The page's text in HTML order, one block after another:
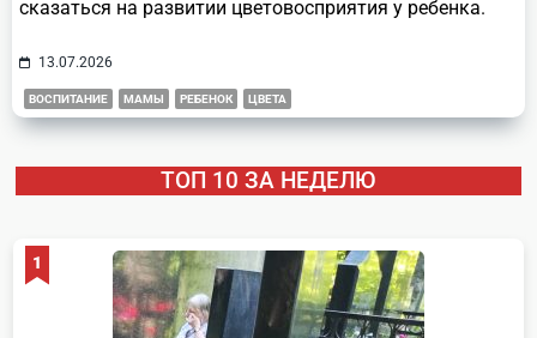
сказаться на развитии цветовосприятия у ребенка.
13.07.2026
ВОСПИТАНИЕ МАМЫ РЕБЕНОК ЦВЕТА
ТОП 10 ЗА НЕДЕЛЮ